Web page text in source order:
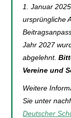
1. Januar
ursprüngliche
Jahr 2027
abgelehnt.
Vereine und
Weitere
Sie unter
Deutscher